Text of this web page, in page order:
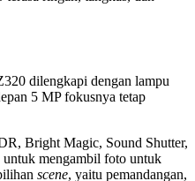
dilengkapi dengan lampu
5 MP fokusnya tetap
Bright Magic, Sound Shutter,
untuk mengambil foto untuk
scene, yaitu pemandangan,